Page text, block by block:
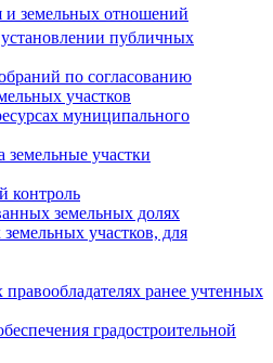
и земельных отношений
публичных
по согласованию
участков
муниципального
участки
контроль
земельных долях
участков, для
ранее учтенных
градостроительной